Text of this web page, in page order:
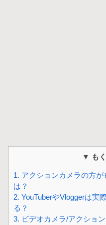
▼ も
1. アクションカメラの方
は？
2. YouTuberやVloggerは実
る？
3. ビデオカメラ/アクショ